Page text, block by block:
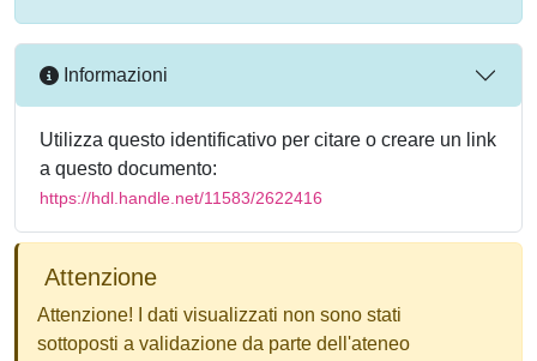
Informazioni
Utilizza questo identificativo per citare o creare un link
a questo documento:
https://hdl.handle.net/11583/2622416
Attenzione
Attenzione! I dati visualizzati non sono stati
sottoposti a validazione da parte dell'ateneo